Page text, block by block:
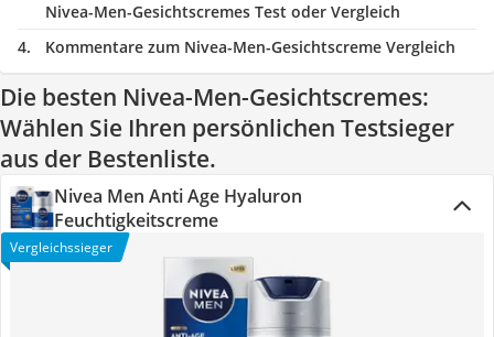
Nivea-Men-Gesichtscremes Test oder Vergleich
Kommentare zum Nivea-Men-Gesichtscreme Vergleich
Die besten Nivea-Men-Gesichtscremes:
Wählen Sie Ihren persönlichen Testsieger
aus der Bestenliste.
Nivea Men Anti Age Hyaluron
Feuchtigkeitscreme
Vergleichssieger